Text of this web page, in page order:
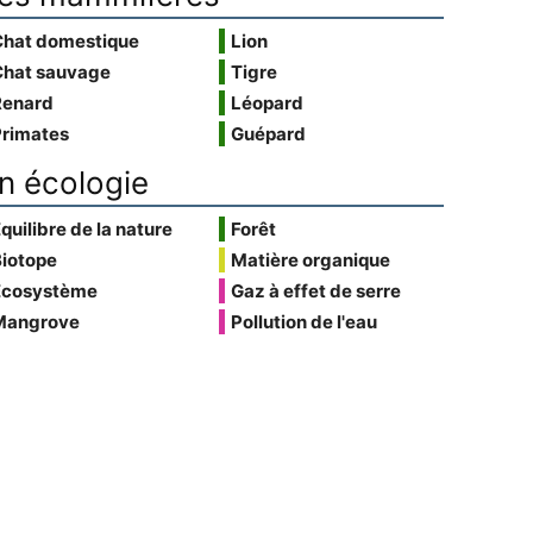
domestique
sauvage
Lion
Tigre
Léopard
Guépard
écologie
de la nature
Forêt
Matière organique
Gaz à effet de serre
Pollution de l'eau